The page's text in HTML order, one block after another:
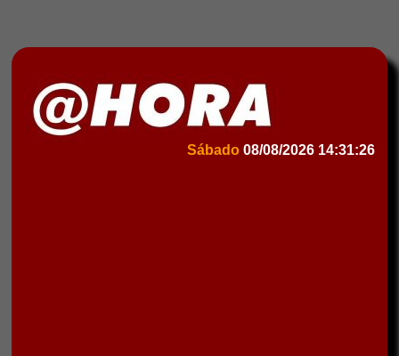
Sábado 08/08/2026 14:31:26